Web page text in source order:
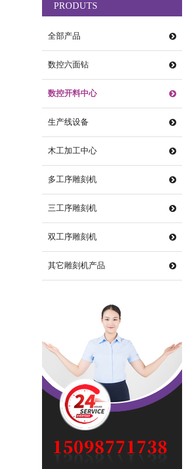
PRODUTS
全部产品
数控六面钻
数控开料中心
生产线设备
木工加工中心
多工序雕刻机
三工序雕刻机
双工序雕刻机
其它雕刻机产品